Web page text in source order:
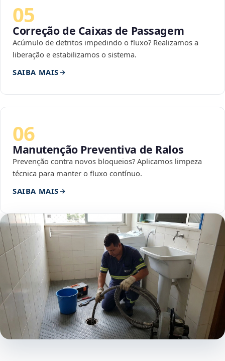
05
Correção de Caixas de Passagem
Acúmulo de detritos impedindo o fluxo? Realizamos a
liberação e estabilizamos o sistema.
SAIBA MAIS
06
Manutenção Preventiva de Ralos
Prevenção contra novos bloqueios? Aplicamos limpeza
técnica para manter o fluxo contínuo.
SAIBA MAIS